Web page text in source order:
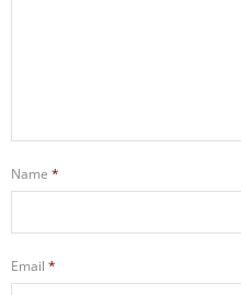
Name *
Email *